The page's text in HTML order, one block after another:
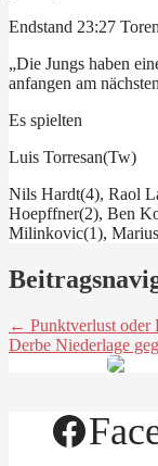
Endstand 23:27
„Die Jungs haben
anfangen am
Es spielten
Luis Torresan(Tw)
Nils Hardt(4), Raol
Hoepffner(2), Ben
Milinkovic(1),
← Punktverlust oder
Derbe Niederlage